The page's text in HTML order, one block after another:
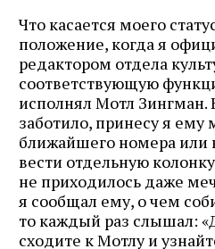
Что касается моего
положение, когда я
редактором отдела
соответствующую
исполнял Мотл Зингман.
заботило, принесу я ему
ближайшего номера или
вести отдельную
не приходилось даже
я сообщал ему, о чем
то каждый раз слышал:
сходите к Мотлу и